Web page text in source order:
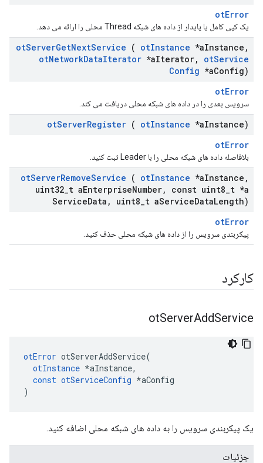
otError
یک کپی کامل یا پایدار از داده های شبکه Thread محلی را ارائه می دهد.
otServerGetNextService ( otInstance *aInstance ,
otNetworkDataIterator *aIterator, otService
Config *aConfig)
otError
سرویس بعدی را در داده های شبکه محلی دریافت می کند.
otServerRegister ( otInstance *aInstance)
otError
بلافاصله داده های شبکه محلی را با Leader ثبت کنید.
otServerRemoveService ( otInstance *aInstance ,
uint32 t aEnterpriseNumber, const uint8 t *a
ServiceData , uint8 t aServiceDataLength)
otError
پیکربندی سرویس را از داده های شبکه محلی حذف کنید.
کارکرد
otServerAddService
otError otServerAddService(
otInstance *aInstance,
const otServiceConfig *aConfig
)
یک پیکربندی سرویس را به داده های شبکه محلی اضافه کنید.
جزئیات